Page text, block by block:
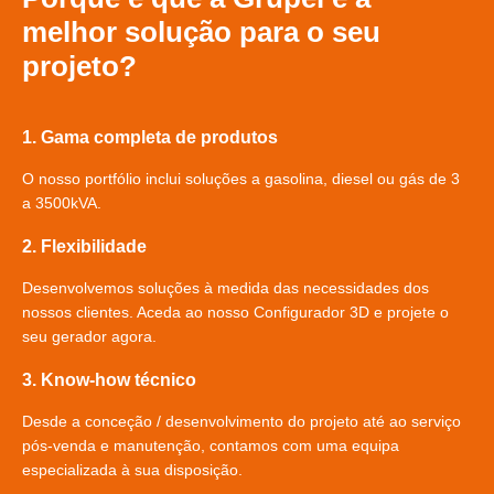
melhor solução para o seu
projeto?
1. Gama completa de produtos
O nosso portfólio inclui soluções a gasolina, diesel ou gás de 3
a 3500kVA.
2. Flexibilidade
Desenvolvemos soluções à medida das necessidades dos
nossos clientes. Aceda ao nosso Configurador 3D e projete o
seu gerador agora.
3. Know-how técnico
Desde a conceção / desenvolvimento do projeto até ao serviço
pós-venda e manutenção, contamos com uma equipa
especializada à sua disposição.